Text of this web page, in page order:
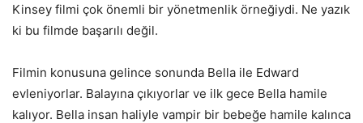
Kinsey filmi çok önemli bir yönetmenlik örneğiydi. Ne yazık
ki bu filmde başarılı değil.
Filmin konusuna gelince sonunda Bella ile Edward
evleniyorlar. Balayına çıkıyorlar ve ilk gece Bella hamile
kalıyor. Bella insan haliyle vampir bir bebeğe hamile kalınca